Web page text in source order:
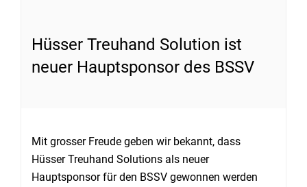
Hüsser Treuhand Solution ist
neuer Hauptsponsor des BSSV
Mit grosser Freude geben wir bekannt, dass
Hüsser Treuhand Solutions als neuer
Hauptsponsor für den BSSV gewonnen werden